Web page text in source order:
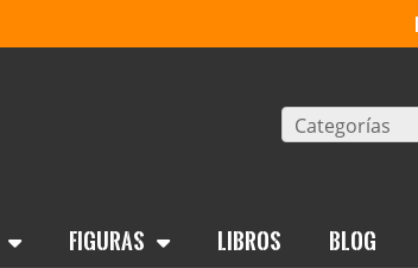
Categorías
Figuras Libros BLOG